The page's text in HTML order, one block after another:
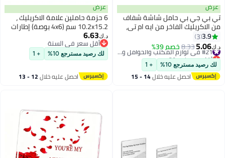
بي جي بي حامل شاشة شفاف
الفاخر من ايه ام تي،
شاشة شفاف للابتوب/
حامل شاشة الوسائط
للمنزل والمكتب
والاعمال، حامل شاشة
3.9
3
5.06
8.33خصم 39%
أقل سعر في 30 يوم
رصيد مسترجع 10% + 1
احصل عليه خلال 14 - 15
عرض
6 حزمة حاملين علامة الاكريليك ،
10.2x15.2 سم (4x6 بوصة) إطارات
صورة ذهبية واضحة عمودية ، عرض
حامل القائمة مزدوجة الجانب لرقم
جدول الزفاف ، وصفة المطعم ،
الصورة
6.63
أقل سعر في السنة
أقل سعر في السنة
لك رصيد مسترجع 10% + 1
احصل عليه خلال 12 - 13